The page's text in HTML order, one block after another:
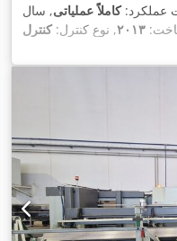
عملکرد:کاملاً عملیاتی, سال
۲۰۱۳, نوع کنترل:
(حداکثر):
استخراج دود, استخراج
کاری متمرکز, مانع نور